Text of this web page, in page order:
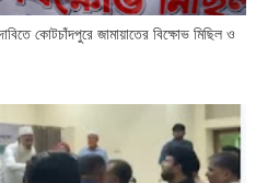
কোটচাঁদপুরে জামায়াতের বিক্ষোভ মিছিল ও